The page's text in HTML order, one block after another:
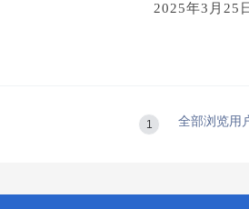
2025年3月25
1 全部浏览用